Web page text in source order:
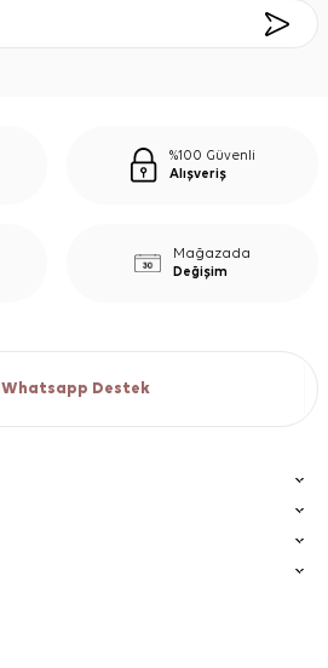
%100 Güvenli
Alışveriş
Mağazada
Değişim
Whatsapp Destek